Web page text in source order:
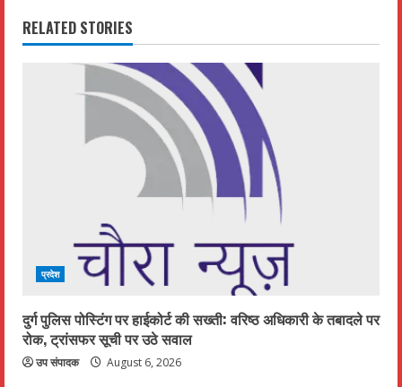
i
n
i
n
RELATED STORIES
प्रदेश
दुर्ग पुलिस पोस्टिंग पर हाईकोर्ट की सख्ती: वरिष्ठ अधिकारी के तबादले पर
रोक, ट्रांसफर सूची पर उठे सवाल
उप संपादक August 6, 2026